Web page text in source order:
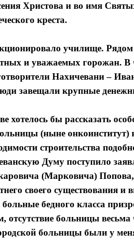
Христова и во имя
креста.
училище.
и уважаемых горожан.
Нахичевани –
завещали крупные
бы рассказать
(ныне онкоинститут)
строительства
Думу поступило
(Марковича)
своего существования и
бедного класса
отсутствие больницы
больницы были у